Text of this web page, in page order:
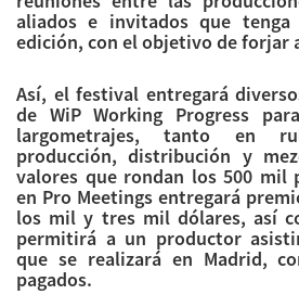
aliados e invitados que
edición, con el objetivo de forjar
Así, el festival entregará
de WiP Working Progress
largometrajes, tanto en
producción, distribución y
valores que rondan los 500 mil
en Pro Meetings entregará
los mil y tres mil dólares, así
permitirá a un productor
que se realizará en Madrid,
pagados.